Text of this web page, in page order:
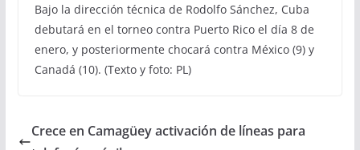
Bajo la dirección técnica de Rodolfo Sánchez, Cuba
debutará en el torneo contra Puerto Rico el día 8 de
enero, y posteriormente chocará contra México (9) y
Canadá (10). (Texto y foto: PL)
Crece en Camagüey activación de líneas para